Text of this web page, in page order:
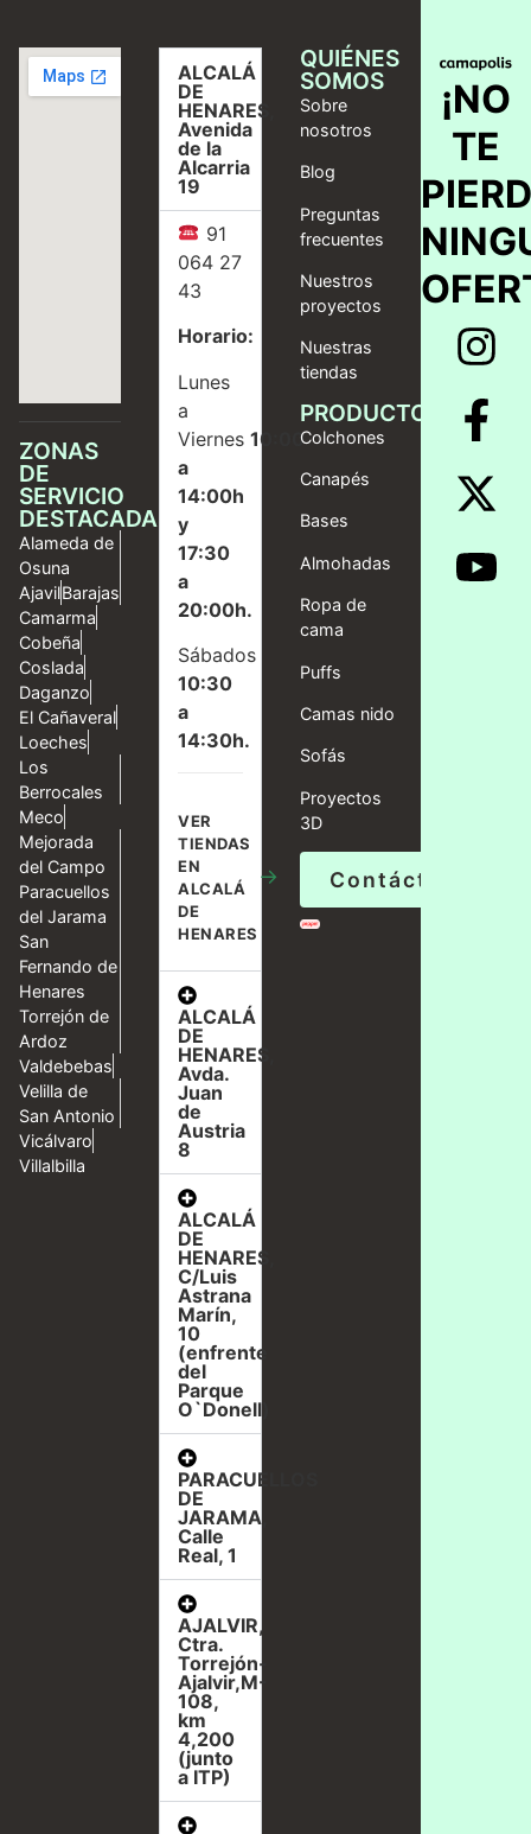
ZONAS
DE
SERVICIO
DESTACADAS
Alameda de
Osuna
AjavilBarajas
Camarma
Cobeña
Coslada
Daganzo
El Cañaveral
Loeches
Los
Berrocales
Meco
Mejorada
del Campo
Paracuellos
del Jarama
San
Fernando de
Henares
Torrejón de
Ardoz
Valdebebas
Velilla de
San Antonio
Vicálvaro
Villalbilla
ALCALÁ
DE
HENARES,
Avenida
de la
Alcarria
19
91
064 27
43
Horario:
Lunes
a
Viernes10:00
a
14:00h
y
17:30
a
20:00h.
Sábados
10:30
a
14:30h.
VER
TIENDAS
EN
ALCALÁ
DE
HENARES
→
ALCALÁ
DE
HENARES,
Avda.
Juan
de
Austria
8
ALCALÁ
DE
HENARES,
C/Luis
Astrana
Marín,
10
(enfrente
del
Parque
O`Donell)
PARACUELLOS
DE
JARAMA,
Calle
Real, 1
AJALVIR,
Ctra.
Torrejón-
Ajalvir,M-
108,
km
4,200
(junto
a ITP)
QUIÉNES
SOMOS
Sobre
nosotros
Blog
Preguntas
frecuentes
Nuestros
proyectos
Nuestras
tiendas
PRODUCTOS
Colchones
Canapés
Bases
Almohadas
Ropa de
cama
Puffs
Camas nido
Sofás
Proyectos
3D
Contáctanos
¡NO
TE